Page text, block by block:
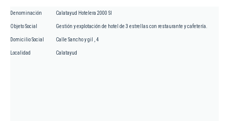
Denominación Calatayud Hotelera 2000 Sl
Objeto Social Gestión y explotación de hotel de 3 estrellas con restaurante y cafetería.
Domicilio Social Calle Sancho y gil , 4
Localidad Calatayud